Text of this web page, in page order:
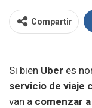
Compartir
Si bien Uber es
servicio de viaje
van a comenzar